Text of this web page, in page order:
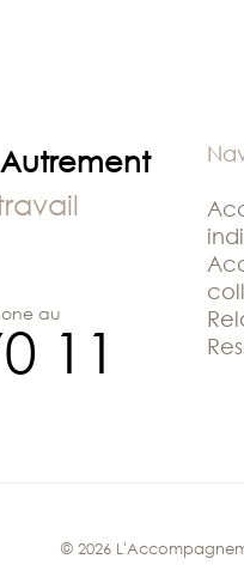
11
au
© 2026